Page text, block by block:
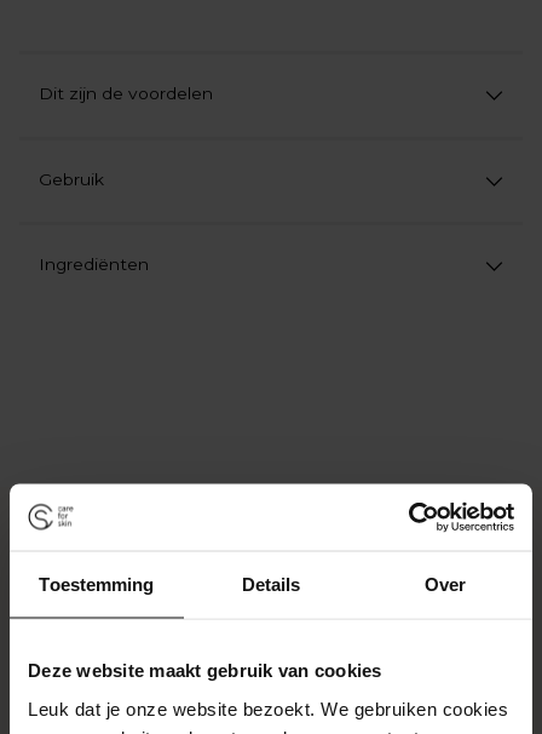
Toestemming Details Over
Deze website maakt gebruik van cookies
Leuk dat je onze website bezoekt. We gebruiken cookies
Dit zijn de voordelen
Gebruik
Ingrediënten
Wat onze klanten zeggen!